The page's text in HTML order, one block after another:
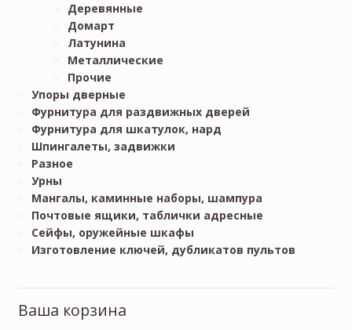
Деревянные
Домарт
Латунина
Металлические
Прочие
Упоры дверные
Фурнитура для раздвижных дверей
Фурнитура для шкатулок, нард
Шпингалеты, задвижки
Разное
Урны
Мангалы, каминные наборы, шампура
Почтовые ящики, таблички адресные
Сейфы, оружейные шкафы
Изготовление ключей, дубликатов пультов
Ваша корзина